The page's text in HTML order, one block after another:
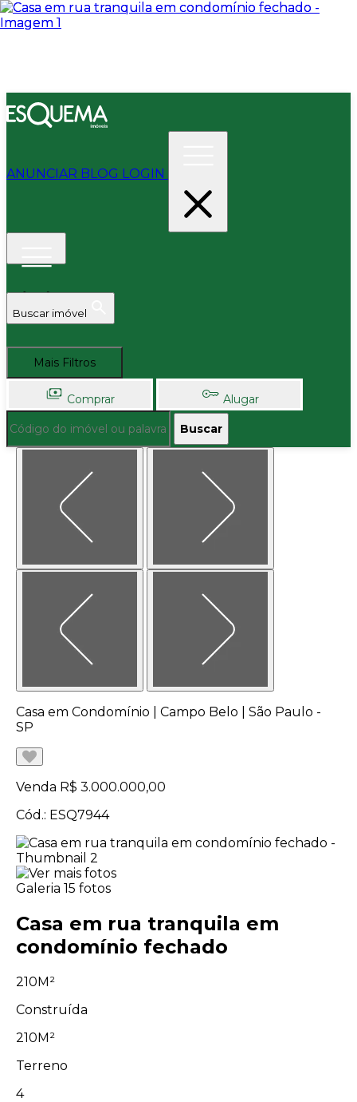
ANUNCIAR BLOG LOGIN
Buscar imóvel
Mais Filtros
Comprar Alugar
Buscar
Casa em Condomínio | Campo Belo | São Paulo -
SP
Venda R$ 3.000.000,00
Cód.: ESQ7944
Galeria 15 fotos
Casa em rua tranquila em
condomínio fechado
210M²
Construída
210M²
Terreno
4